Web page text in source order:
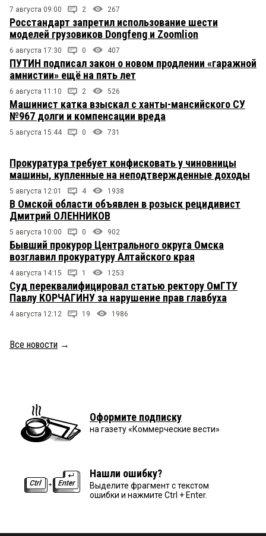
7 августа 09:00 2 267
Росстандарт запретил использование шести
моделей грузовиков Dongfeng и Zoomlion
6 августа 17:30 0 407
ПУТИН подписал закон о новом продлении «гаражной
амнистии» ещё на пять лет
6 августа 11:10 2 526
Машинист катка взыскал с ханты-мансийского СУ
№967 долги и компенсации вреда
5 августа 15:44 0 731
Прокуратура требует конфисковать у чиновницы
машины, купленные на неподтвержденные доходы
5 августа 12:01 4 1938
В Омской области объявлен в розыск рецидивист
Дмитрий ОЛЕННИКОВ
5 августа 10:00 0 902
Бывший прокурор Центрального округа Омска
возглавил прокуратуру Алтайского края
4 августа 14:15 1 1253
Суд переквалифицировал статью ректору ОмГТУ
Павлу КОРЧАГИНУ за нарушение прав главбуха
4 августа 12:12 19 1986
Все новости →
Оформите подписку
на газету «Коммерческие вести»
Нашли ошибку?
Выделите фрагмент с текстом
ошибки и нажмите Ctrl + Enter.